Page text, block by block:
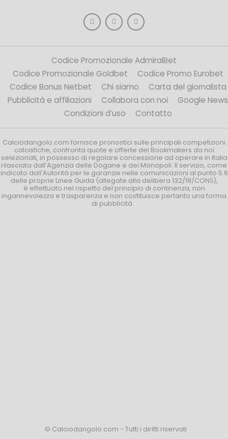
Codice Promozionale AdmiralBet
Codice Promozionale Goldbet
Codice Promo Eurobet
Codice Bonus Netbet
Chi siamo
Carta del giornalista
Pubblicità e affiliazioni
Collabora con noi
Google News
Condizioni d’uso
Contatto
Calciodangolo.com fornisce pronostici sulle principali competizioni
calcistiche, confronta quote e offerte dei Bookmakers da noi
selezionati, in possesso di regolare concessione ad operare in Italia
rilasciata dall’Agenzia delle Dogane e dei Monopoli. Il servizio, come
indicato dall’Autorità per le garanzie nelle comunicazioni al punto 5.6
delle proprie Linee Guida (allegate alla delibera 132/19/CONS),
è effettuato nel rispetto del principio di continenza, non
ingannevolezza e trasparenza e non costituisce pertanto una forma
di pubblicità.
© Calciodangolo.com - Tutti i diritti riservati